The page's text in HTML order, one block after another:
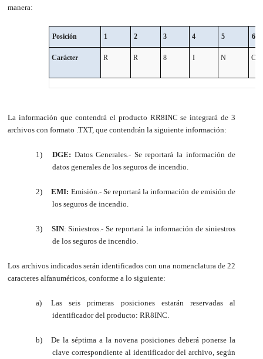
manera:
Posición 1 2 3 4 5 6
Carácter R R 8 I N C
La información que contendrá el producto RR8INC se integrará de 3
archivos con formato .TXT, que contendrán la siguiente información:
1) DGE: Datos Generales.- Se reportará la información de
datos generales de los seguros de incendio.
2) EMI: Emisión.- Se reportará la información de emisión de
los seguros de incendio.
3) SIN: Siniestros.- Se reportará la información de siniestros
de los seguros de incendio.
Los archivos indicados serán identificados con una nomenclatura de 22
caracteres alfanuméricos, conforme a lo siguiente:
a)
Las seis primeras posiciones estarán reservadas al
identificador del producto: RR8INC.
b)
De la séptima a la novena posiciones deberá ponerse la
clave correspondiente al identificador del archivo, según